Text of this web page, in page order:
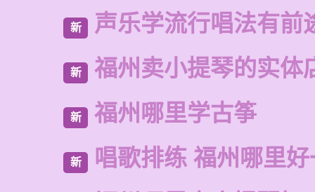
新 声乐学流行唱法有前
新 福州卖小提琴的实体
新 福州哪里学古筝
新 唱歌排练 福州哪里